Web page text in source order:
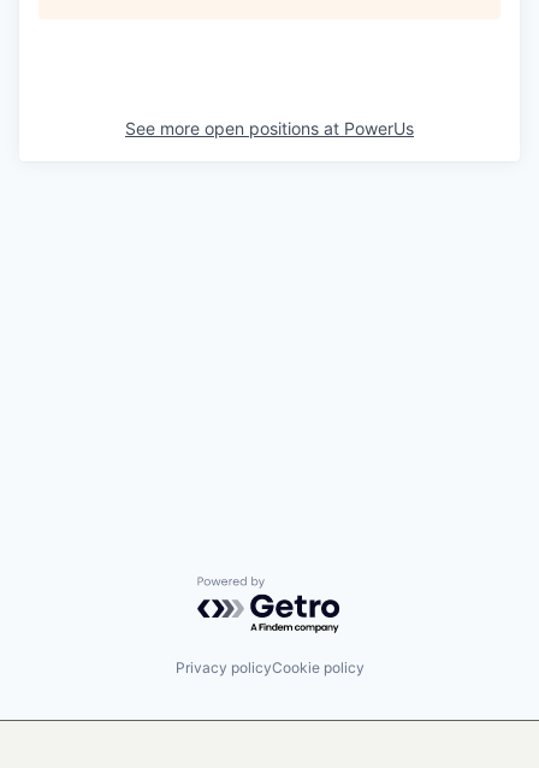
See more open positions at PowerUs
Powered by Getro.com
Privacy policyCookie policy